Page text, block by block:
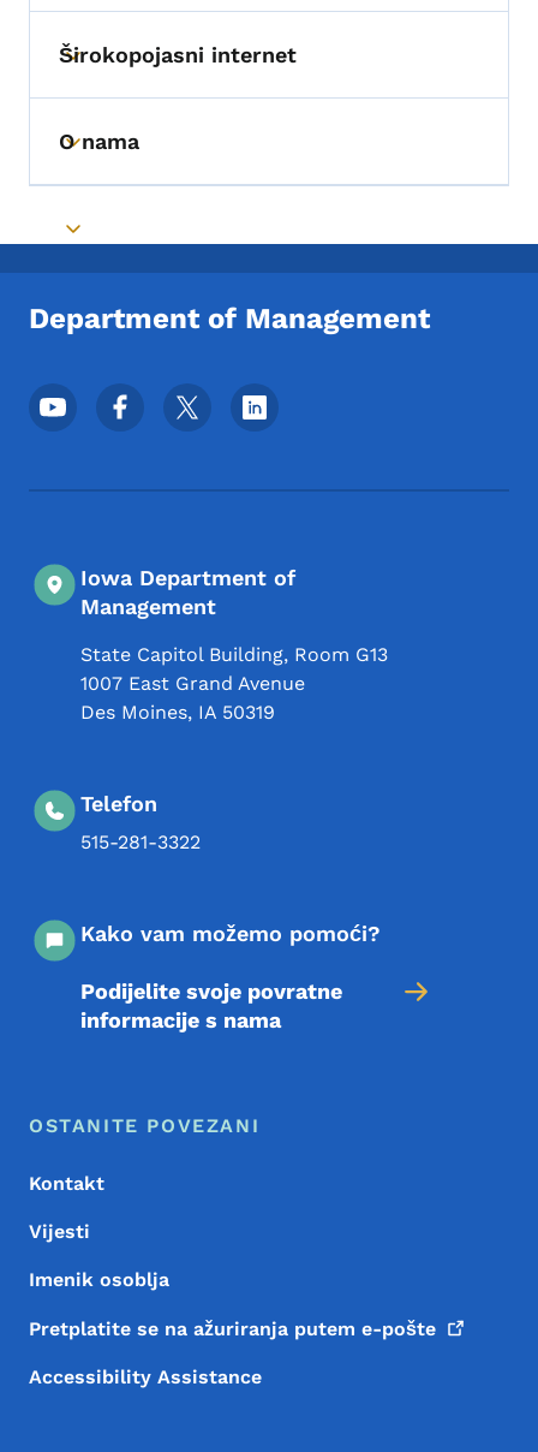
Toggle submenu
Širokopojasni internet
Toggle submenu
O nama
Toggle submenu
Department of Management
Meni podnožja društvenih mrežaa
Iowa Department of
Management
State Capitol Building, Room G13
1007 East Grand Avenue
Des Moines, IA 50319
Telefon
515-281-3322
Kako vam možemo pomoći?
Podijelite svoje povratne
informacije s nama
Meni podnožja
Footer
OSTANITE POVEZANI
Kontakt
Vijesti
Imenik osoblja
Pretplatite se na ažuriranja putem e-pošte
Accessibility Assistance